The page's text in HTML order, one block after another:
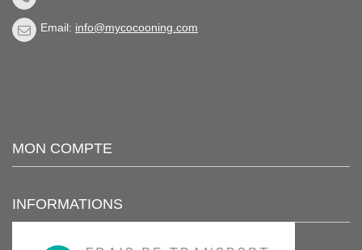
Email: info@mycocooning.com
MON COMPTE
INFORMATIONS